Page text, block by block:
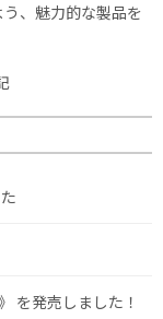
、魅力的な製品を
を発売しました！